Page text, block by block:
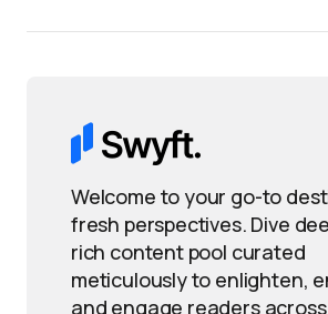
Welcome to your go-to
fresh perspectives. Dive
rich content pool curated
meticulously to enlighten,
and engage readers